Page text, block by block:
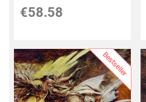
€58.58
Bestseller